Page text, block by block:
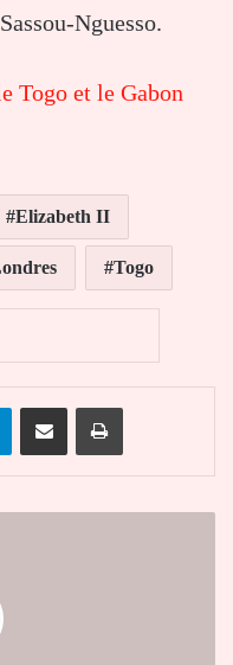
Nguesso.
Togo et le Gabon
Elizabeth II
Togo
TelegramPartager par email Imprimer